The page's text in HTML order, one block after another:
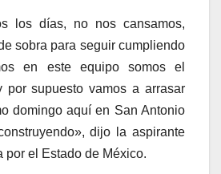
los días, no nos cansamos,
sobra para seguir cumpliendo
en este equipo somos el
por supuesto vamos a arrasar
domingo aquí en San Antonio
dijo la aspirante
por el Estado de México.